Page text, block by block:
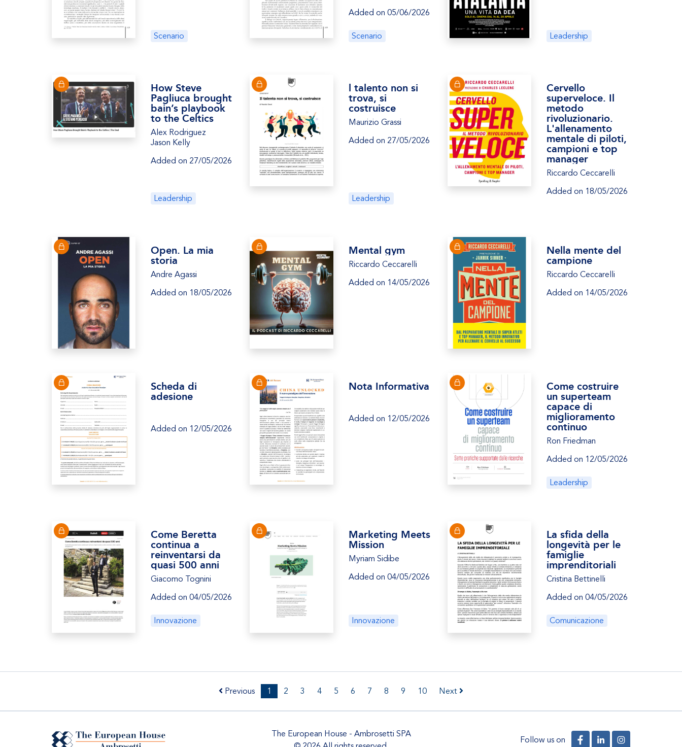
Scenario
Added on 05/06/2026
Scenario Leadership
How Steve
Pagliuca brought
bain’s playbook
to the Celtics
Alex Rodriguez
Jason Kelly
Added on 27/05/2026
Leadership
l talento non si
trova, si
costruisce
Maurizio Grassi
Added on 27/05/2026
Leadership
Cervello
superveloce. Il
metodo
rivoluzionario.
L'allenamento
mentale di piloti,
campioni e top
manager
Riccardo Ceccarelli
Added on 18/05/2026
Open. La mia
storia
Andre Agassi
Added on 18/05/2026
Mental gym
Riccardo Ceccarelli
Added on 14/05/2026
Nella mente del
campione
Riccardo Ceccarelli
Added on 14/05/2026
Scheda di
adesione
Added on 12/05/2026
Nota Informativa
Added on 12/05/2026
Come costruire
un superteam
capace di
miglioramento
continuo
Ron Friedman
Added on 12/05/2026
Leadership
Come Beretta
continua a
reinventarsi da
quasi 500 anni
Giacomo Tognini
Added on 04/05/2026
Innovazione
Marketing Meets
Mission
Myriam Sidibe
Added on 04/05/2026
Innovazione
La sfida della
longevità per le
famiglie
imprenditoriali
Cristina Bettinelli
Added on 04/05/2026
Comunicazione
Previous 1 2 3 4 5 6 7 8 9 10 Next
The European House - Ambrosetti SPA
Follow us on